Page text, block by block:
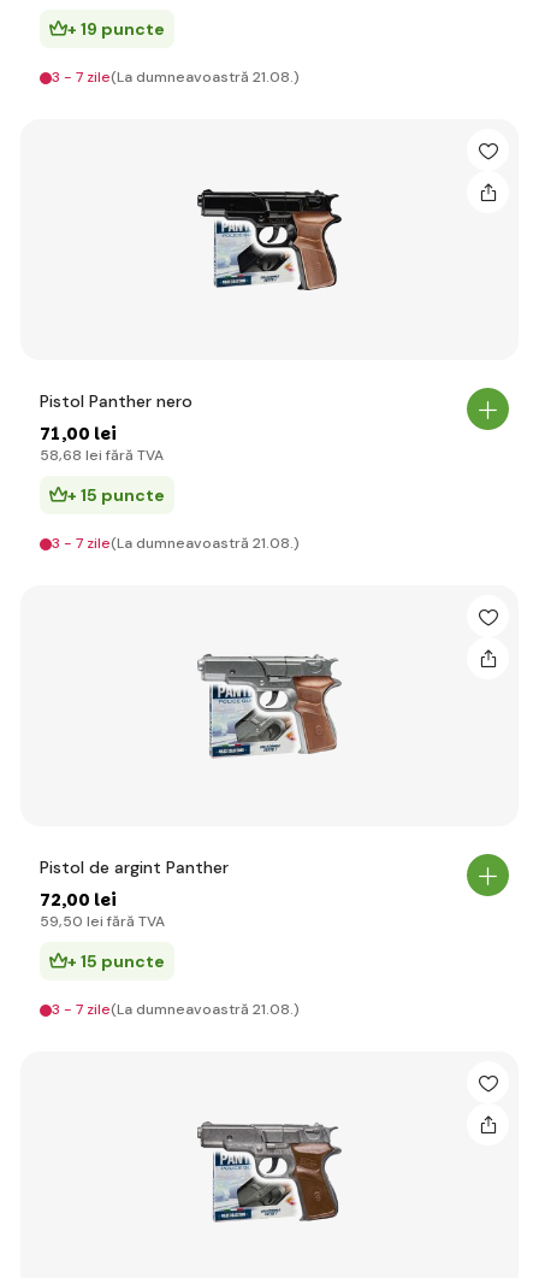
+ 19 puncte
3 - 7 zile(La dumneavoastră 21.08.)
Pistol Panther nero
71,00 lei
58,68 lei fără TVA
+ 15 puncte
3 - 7 zile(La dumneavoastră 21.08.)
Pistol de argint Panther
72,00 lei
59,50 lei fără TVA
+ 15 puncte
3 - 7 zile(La dumneavoastră 21.08.)